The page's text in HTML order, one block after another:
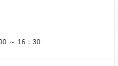
～ 16：30